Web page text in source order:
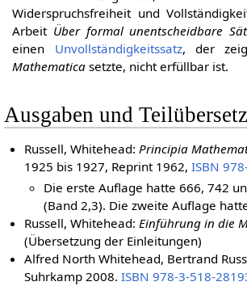
Widerspruchsfreiheit und
Arbeit Über formal unentscheidbare
einen Unvollständigkeitssatz, der
Mathematica setzte, nicht erfüllbar ist.
Ausgaben und
Russell, Whitehead: Principia
1925 bis 1927, Reprint 1962, ISBN
Die erste Auflage hatte 666, 742
(Band 2,3). Die zweite Auflage
Russell, Whitehead: Einführung in die
(Übersetzung der Einleitungen)
Alfred North Whitehead, Bertrand
Suhrkamp 2008. ISBN 978-3-518-